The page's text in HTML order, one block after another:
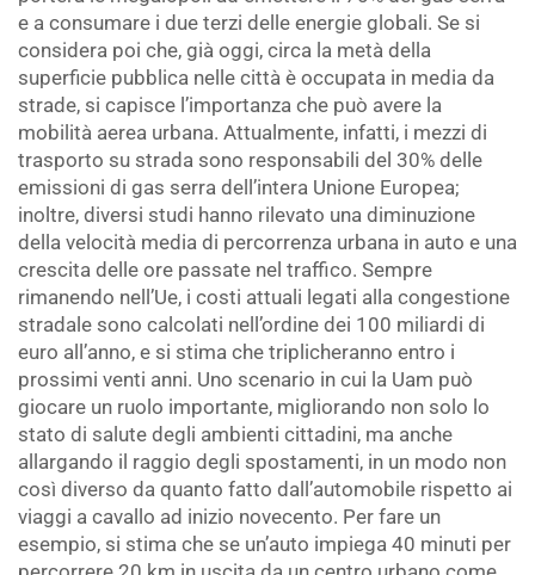
e a consumare i due terzi delle energie globali. Se si
considera poi che, già oggi, circa la metà della
superficie pubblica nelle città è occupata in media da
strade, si capisce l’importanza che può avere la
mobilità aerea urbana. Attualmente, infatti, i mezzi di
trasporto su strada sono responsabili del 30% delle
emissioni di gas serra dell’intera Unione Europea;
inoltre, diversi studi hanno rilevato una diminuzione
della velocità media di percorrenza urbana in auto e una
crescita delle ore passate nel traffico. Sempre
rimanendo nell’Ue, i costi attuali legati alla congestione
stradale sono calcolati nell’ordine dei 100 miliardi di
euro all’anno, e si stima che triplicheranno entro i
prossimi venti anni. Uno scenario in cui la Uam può
giocare un ruolo importante, migliorando non solo lo
stato di salute degli ambienti cittadini, ma anche
allargando il raggio degli spostamenti, in un modo non
così diverso da quanto fatto dall’automobile rispetto ai
viaggi a cavallo ad inizio novecento. Per fare un
esempio, si stima che se un’auto impiega 40 minuti per